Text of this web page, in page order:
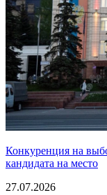
Конкуренция на
кандидата на место
27.07.2026